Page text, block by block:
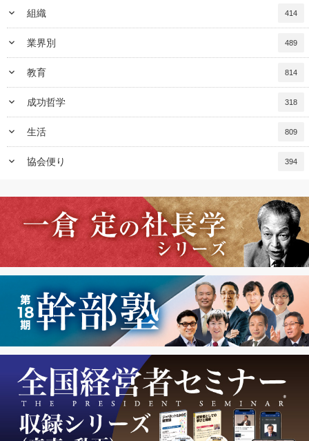
keyboard_arrow_down 組織 414
keyboard_arrow_down 業界別 489
keyboard_arrow_down 教育 814
keyboard_arrow_down 成功哲学 318
keyboard_arrow_down 生活 809
keyboard_arrow_down 協会便り 394